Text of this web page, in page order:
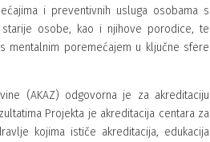
i preventivnih usluga osobama s
osobe, kao i njihove porodice, te
mentalnim poremećajem u ključne sfere
(AKAZ) odgovorna je za akreditaciju
Projekta je akreditacija centara za
kojima ističe akreditacija, edukacija